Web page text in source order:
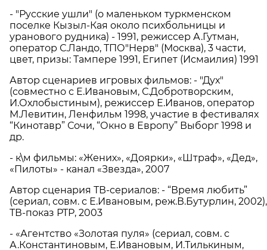
- "Русские ушли" (о маленьком туркменском
поселке Кызыл-Кая около психбольницы и
уранового рудника) - 1991, режиссер А.Гутман,
оператор С.Ландо, ТПО"Нерв" (Москва), 3 части,
цвет, призы: Тампере 1991, Египет (Исмаилия) 1991
Автор сценариев игровых фильмов: - "Дух"
(совместно с Е.Ивановым, С.Добротворским,
И.Охлобыстиным), режиссер Е.Иванов, оператор
М.Левитин, Ленфильм 1998, участие в фестивалях
“Кинотавр” Сочи, “Окно в Европу” Выборг 1998 и
др.
- к\м фильмы: «Жених», «Доярки», «Штраф», «Дед»,
«Пилоты» - канал «Звезда», 2007
Автор сценария ТВ-сериалов: - “Время любить”
(сериал, совм. с Е.Ивановым, реж.В.Бутурлин, 2002),
ТВ-показ РТР, 2003
- «Агентство «Золотая пуля» (сериал, совм. с
А.Константиновым, Е.Ивановым, И.Тилькиным,